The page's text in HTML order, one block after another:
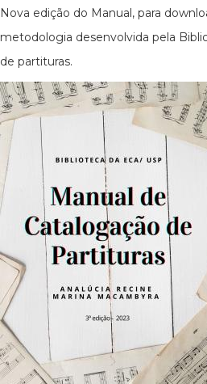
Nova edição do Manual, para
metodologia desenvolvida pela
de partituras.